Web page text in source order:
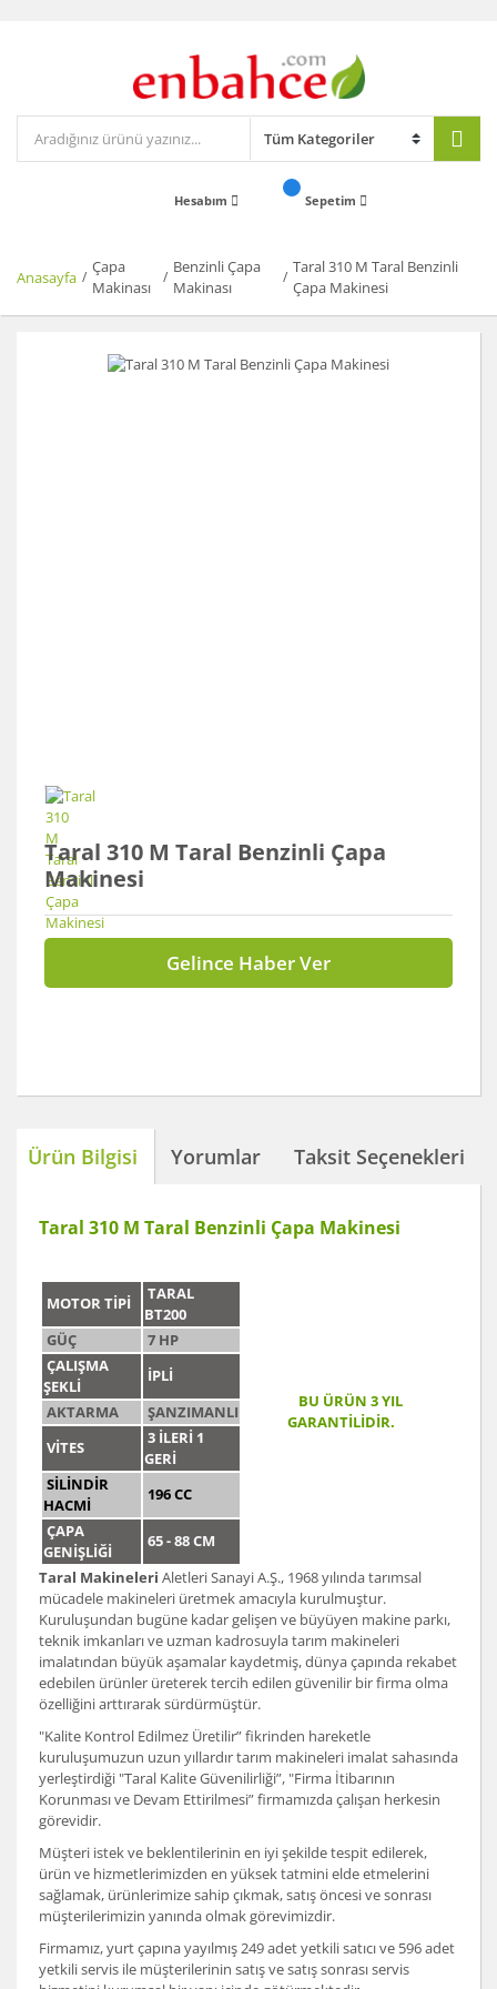
Hesabım Sepetim
Anasayfa
Çapa
Makinası
Benzinli Çapa
Makinası
Taral 310 M Taral Benzinli
Çapa Makinesi
Taral 310 M Taral Benzinli Çapa
Makinesi
Gelince Haber Ver
Ürün Bilgisi Yorumlar Taksit Seçenekleri
Taral 310 M Taral Benzinli Çapa Makinesi
MOTOR TİPİ
TARAL
BT200
GÜÇ
7 HP
ÇALIŞMA
ŞEKLİ
İPLİ
AKTARMA
ŞANZIMANLI
VİTES
3 İLERİ 1
GERİ
SİLİNDİR
HACMİ
196 CC
ÇAPA
GENİŞLİĞİ
65 - 88 CM
BU ÜRÜN 3 YIL
GARANTİLİDİR.
Taral Makineleri Aletleri Sanayi A.Ş., 1968 yılında tarımsal
mücadele makineleri üretmek amacıyla kurulmuştur.
Kuruluşundan bugüne kadar gelişen ve büyüyen makine parkı,
teknik imkanları ve uzman kadrosuyla tarım makineleri
imalatından büyük aşamalar kaydetmiş, dünya çapında rekabet
edebilen ürünler üreterek tercih edilen güvenilir bir firma olma
özelliğini arttırarak sürdürmüştür.
"Kalite Kontrol Edilmez Üretilir” fikrinden hareketle
kuruluşumuzun uzun yıllardır tarım makineleri imalat sahasında
yerleştirdiği "Taral Kalite Güvenilirliği”, "Firma İtibarının
Korunması ve Devam Ettirilmesi” firmamızda çalışan herkesin
görevidir.
Müşteri istek ve beklentilerinin en iyi şekilde tespit edilerek,
ürün ve hizmetlerimizden en yüksek tatmini elde etmelerini
sağlamak, ürünlerimize sahip çıkmak, satış öncesi ve sonrası
müşterilerimizin yanında olmak görevimizdir.
Firmamız, yurt çapına yayılmış 249 adet yetkili satıcı ve 596 adet
yetkili servis ile müşterilerinin satış ve satış sonrası servis